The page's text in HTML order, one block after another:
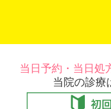
当日予約・当日処
当院の診療